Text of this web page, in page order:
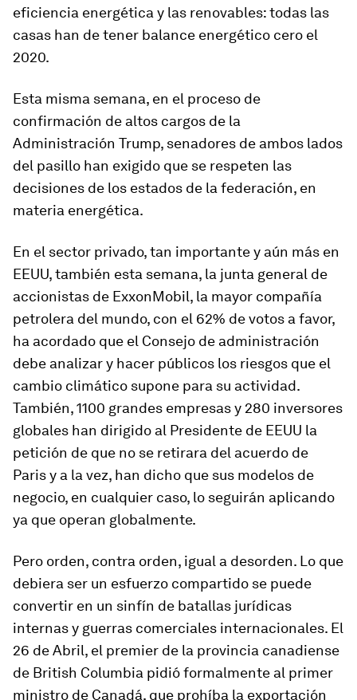
eficiencia energética y las renovables: todas las
casas han de tener balance energético cero el
2020.
Esta misma semana, en el proceso de
confirmación de altos cargos de la
Administración Trump, senadores de ambos lados
del pasillo han exigido que se respeten las
decisiones de los estados de la federación, en
materia energética.
En el sector privado, tan importante y aún más en
EEUU, también esta semana, la junta general de
accionistas de ExxonMobil, la mayor compañía
petrolera del mundo, con el 62% de votos a favor,
ha acordado que el Consejo de administración
debe analizar y hacer públicos los riesgos que el
cambio climático supone para su actividad.
También, 1100 grandes empresas y 280 inversores
globales han dirigido al Presidente de EEUU la
petición de que no se retirara del acuerdo de
Paris y a la vez, han dicho que sus modelos de
negocio, en cualquier caso, lo seguirán aplicando
ya que operan globalmente.
Pero orden, contra orden, igual a desorden. Lo que
debiera ser un esfuerzo compartido se puede
convertir en un sinfín de batallas jurídicas
internas y guerras comerciales internacionales. El
26 de Abril, el premier de la provincia canadiense
de British Columbia pidió formalmente al primer
ministro de Canadá, que prohíba la exportación